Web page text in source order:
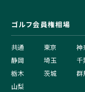
ゴルフ会員権相場
共通 東京
神
静岡
埼玉
千
栃木
茨城
群
山梨